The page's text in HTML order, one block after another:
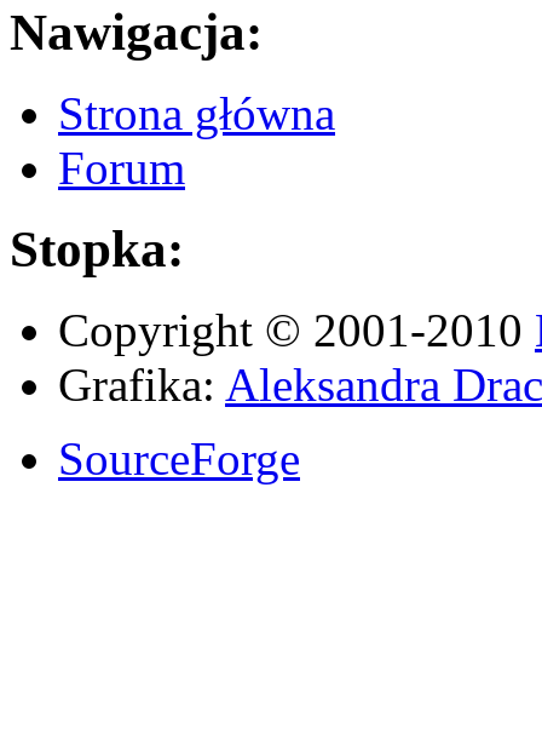
Nawigacja:
Strona główna
Forum
Stopka:
Copyright © 2001-2010
Grafika: Aleksandra
SourceForge